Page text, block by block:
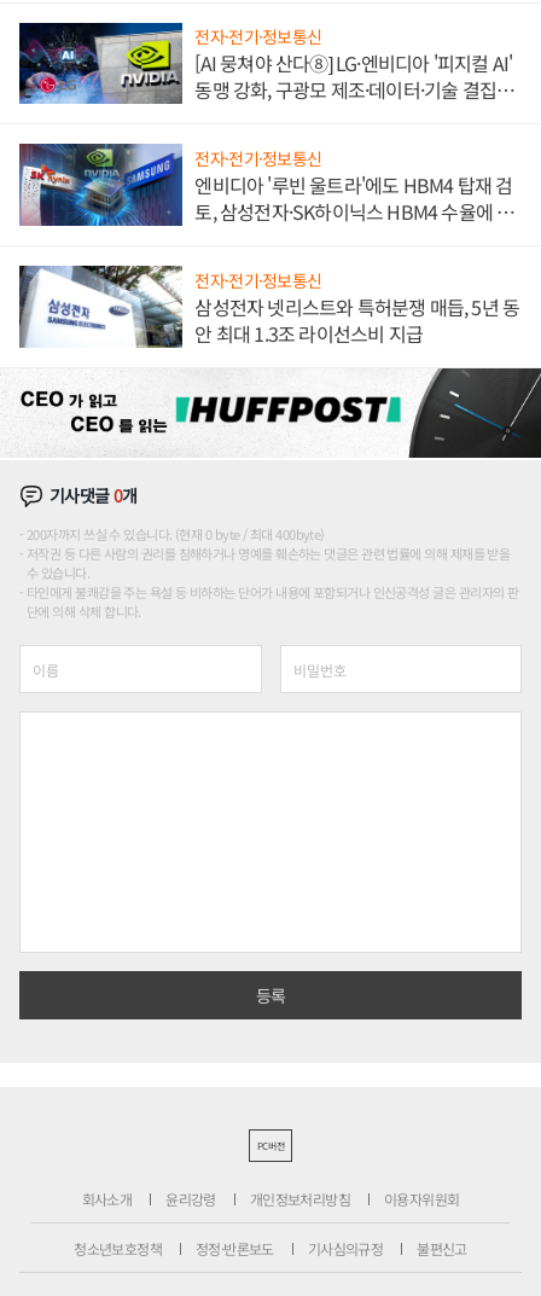
전자·전기·정보통신
[AI 뭉쳐야 산다⑧] LG·엔비디아 '피지컬 AI'
동맹 강화, 구광모 제조·데이터·기술 결집
전자·전기·정보통신
엔비디아 '루빈 울트라'에도 HBM4 탑재 검
토, 삼성전자·SK하이닉스 HBM4 수율에 주
전자·전기·정보통신
삼성전자 넷리스트와 특허분쟁 매듭, 5년 동
안 최대 1.3조 라이선스비 지급
기사댓글0개
200자까지 쓰실 수 있습니다. (현재 0 byte / 최대 400byte)
저작권 등 다른 사람의 권리를 침해하거나 명예를 훼손하는 댓글은 관련 법률에 의해 제재를 받을
수 있습니다.
타인에게 불쾌감을 주는 욕설 등 비하하는 단어가 내용에 포함되거나 인신공격성 글은 관리자의 판
단에 의해 삭제 합니다.
PC버전
회사소개 윤리강령 개인정보처리방침 이용자위원회
청소년보호정책 정정·반론보도 기사심의규정 불편신고